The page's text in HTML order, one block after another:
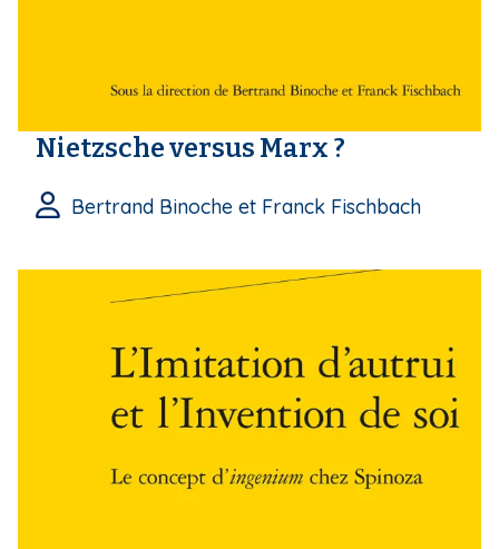
Nietzsche versus Marx ?
Bertrand Binoche et Franck Fischbach